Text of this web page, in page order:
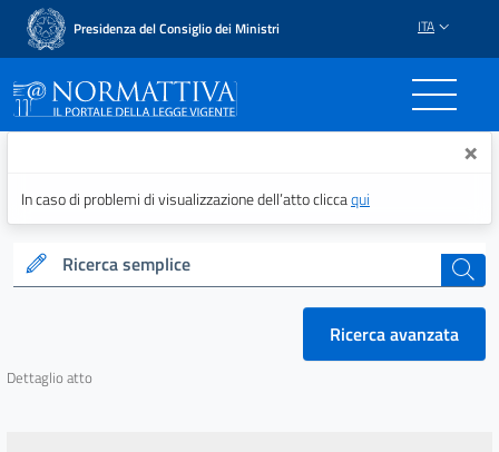
Presidenza del Consiglio dei Ministri ITA
Normattiva - Il portale ×
In caso di problemi di visualizzazione dell’atto cliccaqui
Ricerca semplice cerca
Ricerca avanzata
Dettaglio atto